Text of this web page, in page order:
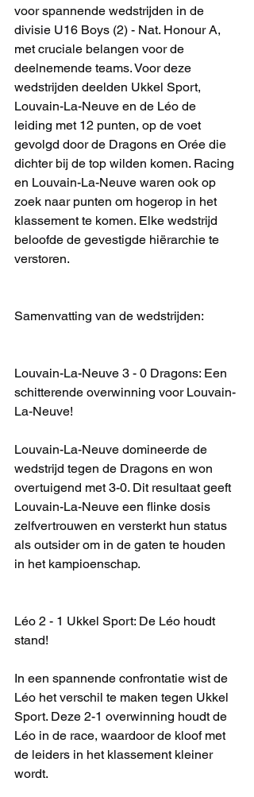
voor spannende wedstrijden in de
divisie U16 Boys (2) - Nat. Honour A,
met cruciale belangen voor de
deelnemende teams. Voor deze
wedstrijden deelden Ukkel Sport,
Louvain-La-Neuve en de Léo de
leiding met 12 punten, op de voet
gevolgd door de Dragons en Orée die
dichter bij de top wilden komen. Racing
en Louvain-La-Neuve waren ook op
zoek naar punten om hogerop in het
klassement te komen. Elke wedstrijd
beloofde de gevestigde hiërarchie te
verstoren.
Samenvatting van de wedstrijden:
Louvain-La-Neuve 3 - 0 Dragons: Een
schitterende overwinning voor Louvain-
La-Neuve!
Louvain-La-Neuve domineerde de
wedstrijd tegen de Dragons en won
overtuigend met 3-0. Dit resultaat geeft
Louvain-La-Neuve een flinke dosis
zelfvertrouwen en versterkt hun status
als outsider om in de gaten te houden
in het kampioenschap.
Léo 2 - 1 Ukkel Sport: De Léo houdt
stand!
In een spannende confrontatie wist de
Léo het verschil te maken tegen Ukkel
Sport. Deze 2-1 overwinning houdt de
Léo in de race, waardoor de kloof met
de leiders in het klassement kleiner
wordt.